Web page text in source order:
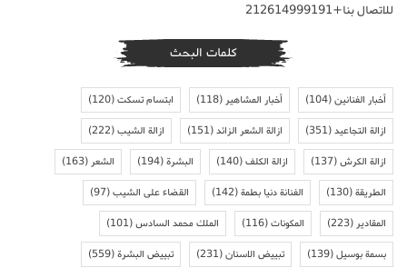
للاتصال بنا+212614999191
كلمات البحث
أخبار الفنانين(104) أخبار المشاهير(118) ابتسام تسكت(120)
ازالة التجاعيد(351) ازالة الشعر الزائد(151) ازالة الشيب(222)
ازالة الكرش(137) ازالة الكلف(140) البشرة(194) الشعر(163)
الطريقة(130) الفنانة دنيا بطمة(142) القضاء على الشيب(97)
المقادير(223) المكونات(116) الملك محمد السادس(101)
بسمة بوسيل(139) تبييض الاسنان(231) تبييض البشرة(559)